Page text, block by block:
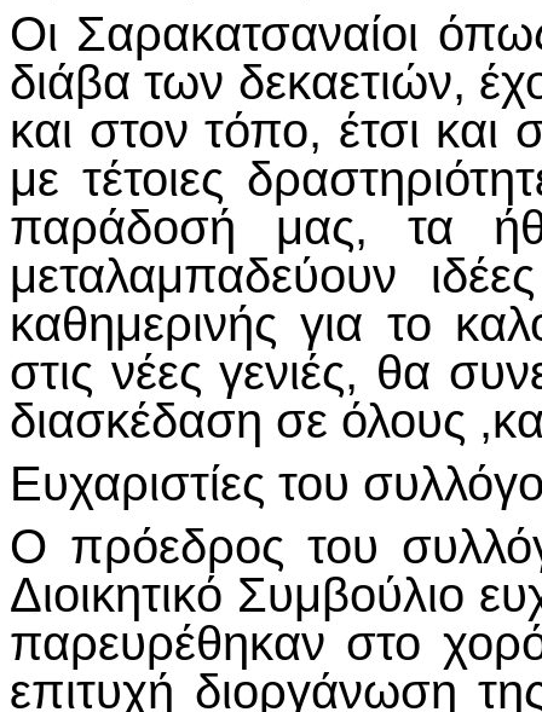
Οι Σαρακατσαναίοι
διάβα των δεκαετιών,
και στον τόπο, έτσι και
με τέτοιες
παράδοσή μας, τα
μεταλαμπαδεύουν
καθημερινής για το
στις νέες γενιές, θα
διασκέδαση σε όλους
Ευχαριστίες του
Ο πρόεδρος του
Διοικητικό Συμβούλιο
παρευρέθηκαν στο
επιτυχή διοργάνωση